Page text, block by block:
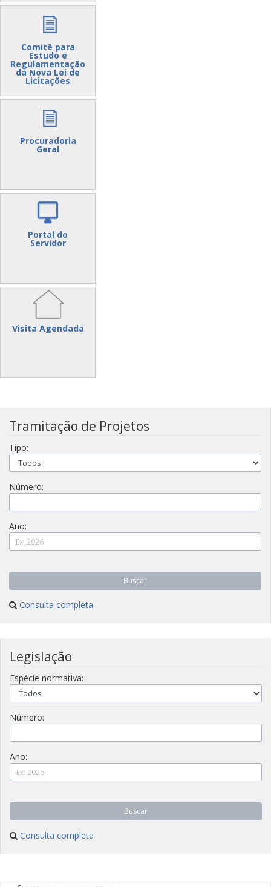
Comitê para
Estudo e
Regulamentação
da Nova Lei de
Licitações
Procuradoria
Geral
Portal do
Servidor
Visita Agendada
Tramitação de Projetos
Tipo:
Número:
Ano:
Buscar
Consulta completa
Legislação
Espécie normativa:
Número:
Ano:
Buscar
Consulta completa